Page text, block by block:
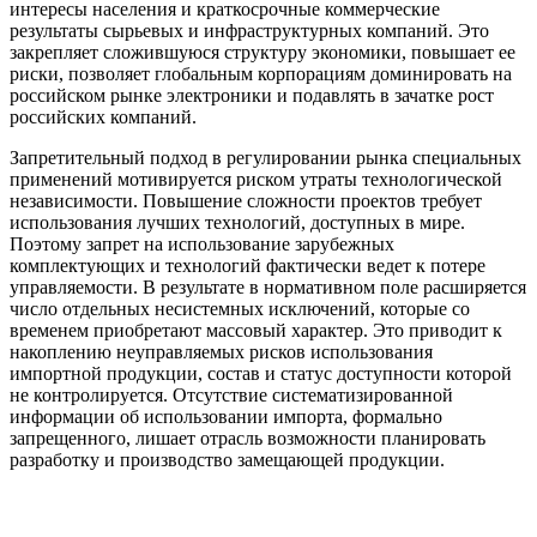
интересы населения и краткосрочные коммерческие
результаты сырьевых и инфраструктурных компаний. Это
закрепляет сложившуюся структуру экономики, повышает ее
риски, позволяет глобальным корпорациям доминировать на
российском рынке электроники и подавлять в зачатке рост
российских компаний.
Запретительный подход в регулировании рынка специальных
применений мотивируется риском утраты технологической
независимости. Повышение сложности проектов требует
использования лучших технологий, доступных в мире.
Поэтому запрет на использование зарубежных
комплектующих и технологий фактически ведет к потере
управляемости. В результате в нормативном поле расширяется
число отдельных несистемных исключений, которые со
временем приобретают массовый характер. Это приводит к
накоплению неуправляемых рисков использования
импортной продукции, состав и статус доступности которой
не контролируется. Отсутствие систематизированной
информации об использовании импорта, формально
запрещенного, лишает отрасль возможности планировать
разработку и производство замещающей продукции.